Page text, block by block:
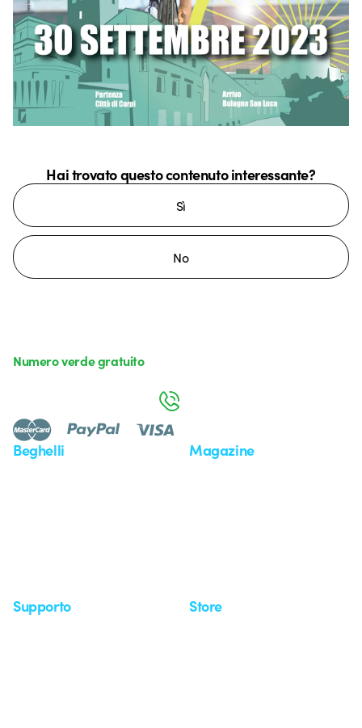
Hai trovato questo contenuto interessante?
Sì
No
Beghelli Magazine
Supporto Store
Numero verde gratuito